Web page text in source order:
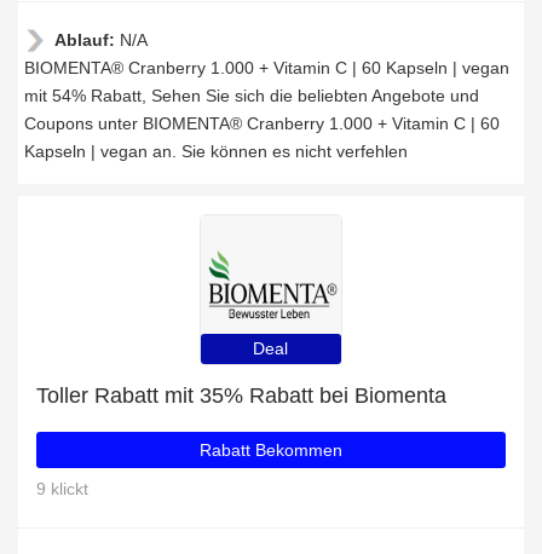
Ablauf: N/A
BIOMENTA® Cranberry 1.000 + Vitamin C | 60 Kapseln | vegan
mit 54% Rabatt, Sehen Sie sich die beliebten Angebote und
Coupons unter BIOMENTA® Cranberry 1.000 + Vitamin C | 60
Kapseln | vegan an. Sie können es nicht verfehlen
Deal
Toller Rabatt mit 35% Rabatt bei Biomenta
Rabatt Bekommen
9 klickt